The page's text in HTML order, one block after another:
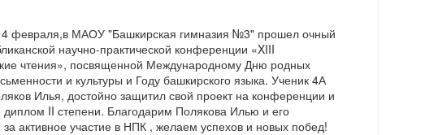
февраля,в МАОУ "Башкирская гимназия №3" прошел очный
научно-практической конференции «XIII
чтения», посвященной Международному Дню родных
и культуры и Году башкирского языка. Ученик 4А
Илья, достойно защитил свой проект на конференции и
диплом II степени. Благодарим Полякова Илью и его
за активное участие в НПК , желаем успехов и новых побед!